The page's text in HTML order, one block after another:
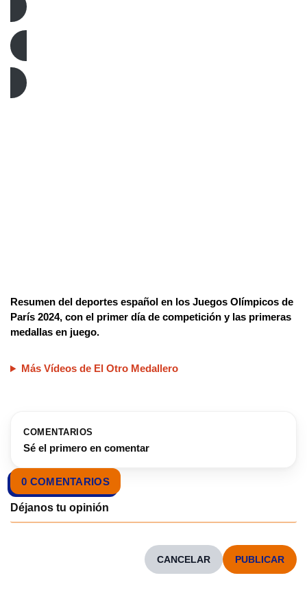
Resumen del deportes español en los Juegos Olímpicos de
París 2024, con el primer día de competición y las primeras
medallas en juego.
Más Vídeos de El Otro Medallero
COMENTARIOS
Sé el primero en comentar
0 COMENTARIOS
CANCELAR